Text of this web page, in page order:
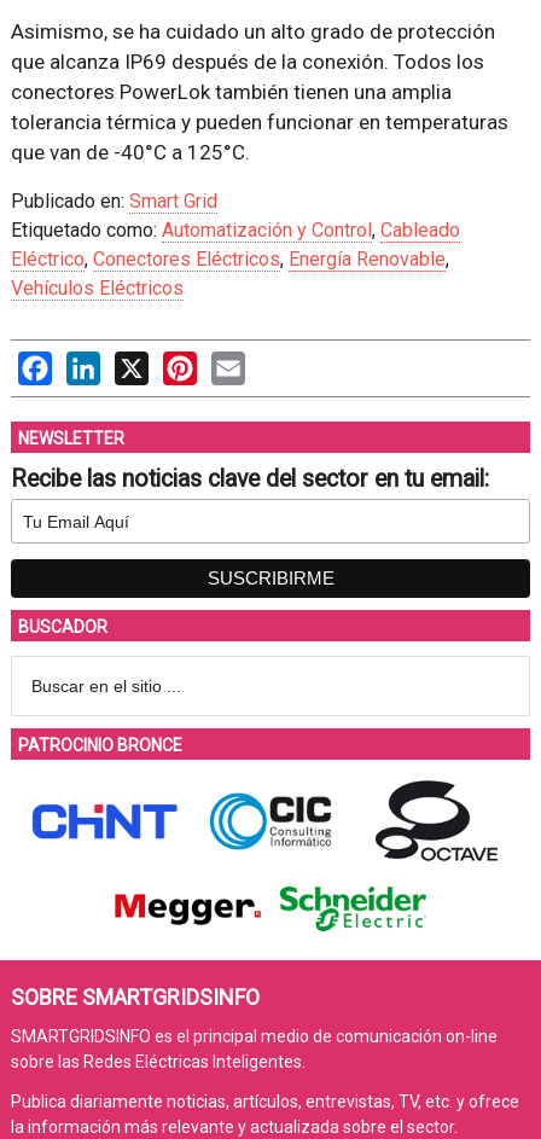
Asimismo, se ha cuidado un alto grado de protección
que alcanza IP69 después de la conexión. Todos los
conectores PowerLok también tienen una amplia
tolerancia térmica y pueden funcionar en temperaturas
que van de -40°C a 125°C.
Publicado en: Smart Grid
Etiquetado como: Automatización y Control, Cableado
Eléctrico, Conectores Eléctricos, Energía Renovable,
Vehículos Eléctricos
FacebookLinkedIn
X PinterestEmail
NEWSLETTER
Recibe las noticias clave del sector en tu email:
BUSCADOR
PATROCINIO BRONCE
SOBRE SMARTGRIDSINFO
SMARTGRIDSINFO es el principal medio de comunicación on-line
sobre las Redes Eléctricas Inteligentes.
Publica diariamente noticias, artículos, entrevistas, TV, etc. y ofrece
la información más relevante y actualizada sobre el sector.